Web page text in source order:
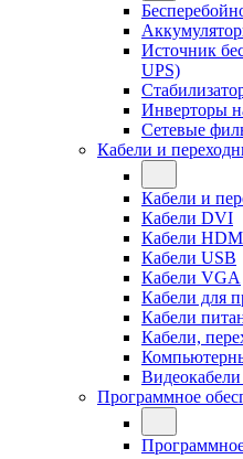
Источник
UPS)
Инверторы
Сетевые
Кабели и
Кабели и
Кабели DVI
Кабели
Кабели USB
Кабели VGA
Кабели для
Кабели
Кабели,
Программное